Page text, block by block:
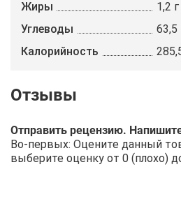
Жиры
1,2 г
Углеводы
63,5
Калорийность
Отправить рецензию.
Во-первых: Оцените данный
выберите оценку от 0 (плохо)